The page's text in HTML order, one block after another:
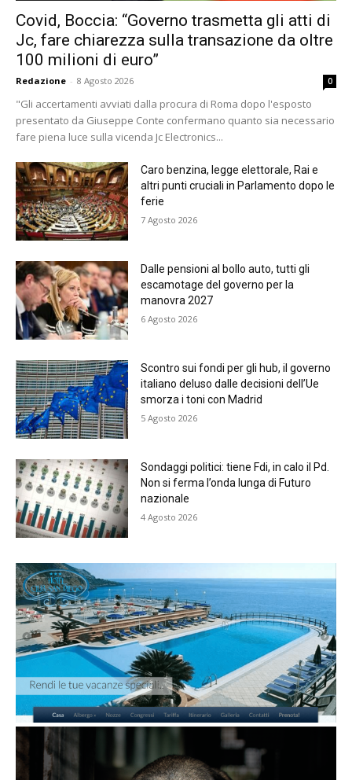
Covid, Boccia: “Governo trasmetta gli atti di
Jc, fare chiarezza sulla transazione da oltre
100 milioni di euro”
Redazione - 8 Agosto 2026 0
"Gli accertamenti avviati dalla procura di Roma dopo l'esposto
presentato da Giuseppe Conte confermano quanto sia necessario
fare piena luce sulla vicenda Jc Electronics...
Caro benzina, legge elettorale, Rai e
altri punti cruciali in Parlamento dopo le
ferie
7 Agosto 2026
Dalle pensioni al bollo auto, tutti gli
escamotage del governo per la
manovra 2027
6 Agosto 2026
Scontro sui fondi per gli hub, il governo
italiano deluso dalle decisioni dell’Ue
smorza i toni con Madrid
5 Agosto 2026
Sondaggi politici: tiene Fdi, in calo il Pd.
Non si ferma l’onda lunga di Futuro
nazionale
4 Agosto 2026